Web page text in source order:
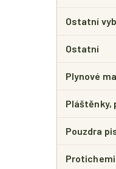
Ostatní
Ostatní
Plynové
Pláštěnky,
Pouzdra